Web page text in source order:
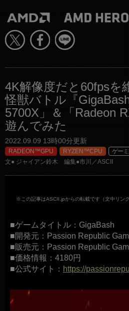
4K解像度だと60fpsを
怪獣バトル『
5700X」＆「Radeon
遊んでみた
2022.09.09 13時00分更新
RADEON™GPU RYZEN™CPU
ゲー
文● ジャイアン鈴木 編集●市川／ASCII
※この記事はASCII.jpからの転載です（文中リン
■ゲームタイトル：GigaBash
■開発元：Passion Republic
■販売元：Passion Republic
■価格情報：4180円
■公式サイト： https://